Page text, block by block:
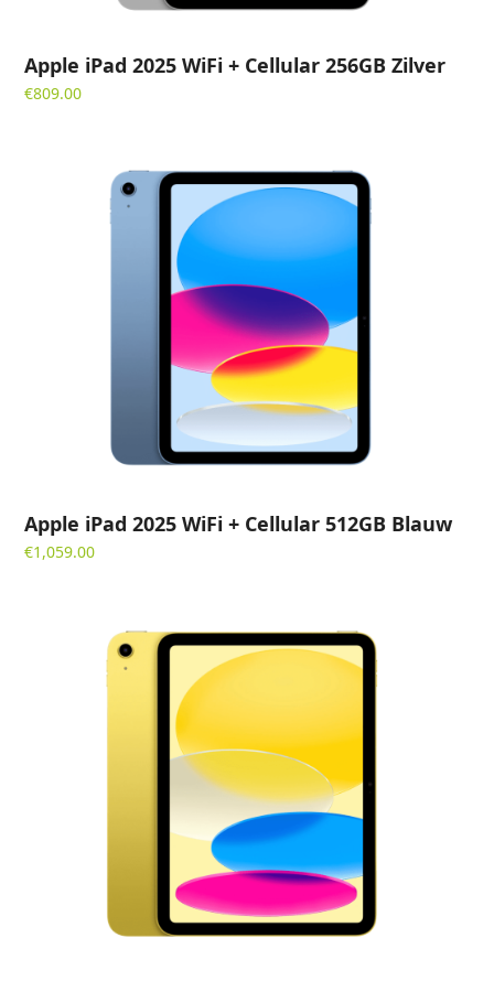
Apple iPad 2025 WiFi + Cellular 256GB Zilver
€809.00
Apple iPad 2025 WiFi + Cellular 512GB Blauw
€1,059.00